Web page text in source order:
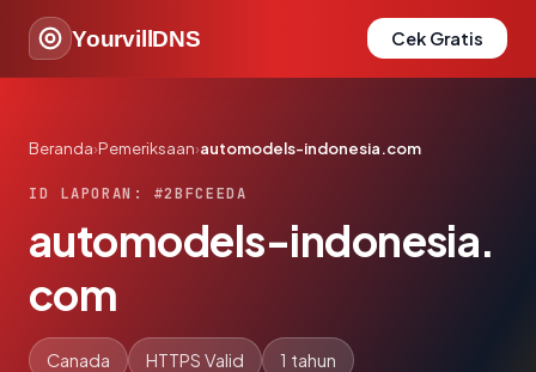
YourvillDNS Cek Gratis
Beranda›Pemeriksaan›automodels-indonesia.com
ID LAPORAN: #2BFCEEDA
automodels-indonesia.
com
Canada HTTPS Valid 1 tahun